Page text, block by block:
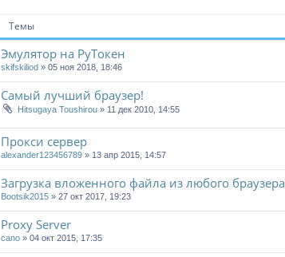
Темы
Эмулятор на РуТокен
skifskiliod » 05 ноя 2018, 18:46
Самый лучший браузер!
Hitsugaya Toushirou » 11 дек 2010, 14:55
Прокси сервер
alexander123456789 » 13 апр 2015, 14:57
Загрузка вложенного файла из любого браузера
Bootsik2015 » 27 окт 2017, 19:23
Proxy Server
cano » 04 окт 2015, 17:35